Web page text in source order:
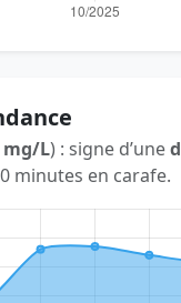
mg/L) : signe d’une
minutes en carafe.